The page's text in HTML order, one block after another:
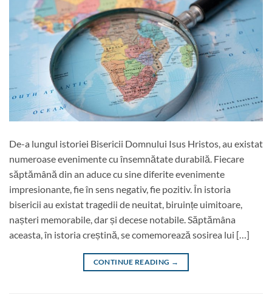
De-a lungul istoriei Bisericii Domnului Isus Hristos, au existat
numeroase evenimente cu însemnătate durabilă. Fiecare
săptămână din an aduce cu sine diferite evenimente
impresionante, fie în sens negativ, fie pozitiv. În istoria
bisericii au existat tragedii de neuitat, biruințe uimitoare,
nașteri memorabile, dar și decese notabile. Săptămâna
aceasta, în istoria creștină, se comemorează sosirea lui […]
CONTINUE READING →